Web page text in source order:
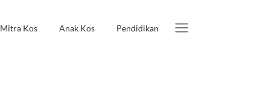
Mitra Kos Anak Kos Pendidikan